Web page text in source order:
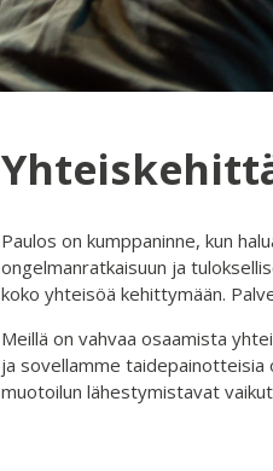
Paulos on kumppaninne, kun
ongelmanratkaisuun ja
koko yhteisöä kehittymään.
Meillä on vahvaa osaamista
ja sovellamme
muotoilun lähestymistavat